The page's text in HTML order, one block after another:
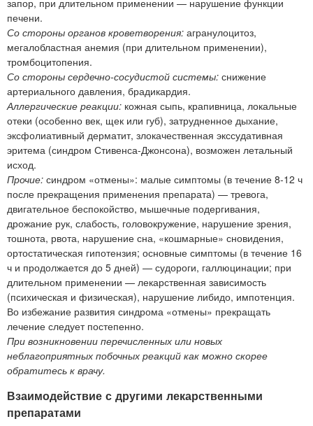
печени.
Со стороны органов кроветворения: агранулоцитоз,
мегалобластная анемия (при длительном применении),
тромбоцитопения.
Со стороны сердечно-сосудистой системы: снижение
артериального давления, брадикардия.
Аллергические реакции: кожная сыпь, крапивница, локальные
отеки (особенно век, щек или губ), затрудненное дыхание,
эксфолиативный дерматит, злокачественная экссудативная
эритема (синдром Стивенса-Джонсона), возможен летальный
исход.
Прочие: синдром «отмены»: малые симптомы (в течение 8-12 ч
после прекращения применения препарата) — тревога,
двигательное беспокойство, мышечные подергивания,
дрожание рук, слабость, головокружение, нарушение зрения,
тошнота, рвота, нарушение сна, «кошмарные» сновидения,
ортостатическая гипотензия; основные симптомы (в течение 16
ч и продолжается до 5 дней) — судороги, галлюцинации; при
длительном применении — лекарственная зависимость
(психическая и физическая), нарушение либидо, импотенция.
Во избежание развития синдрома «отмены» прекращать
лечение следует постепенно.
При возникновении перечисленных или новых
неблагоприятных побочных реакций как можно скорее
обратитесь к врачу.
Взаимодействие с другими лекарственными
препаратами